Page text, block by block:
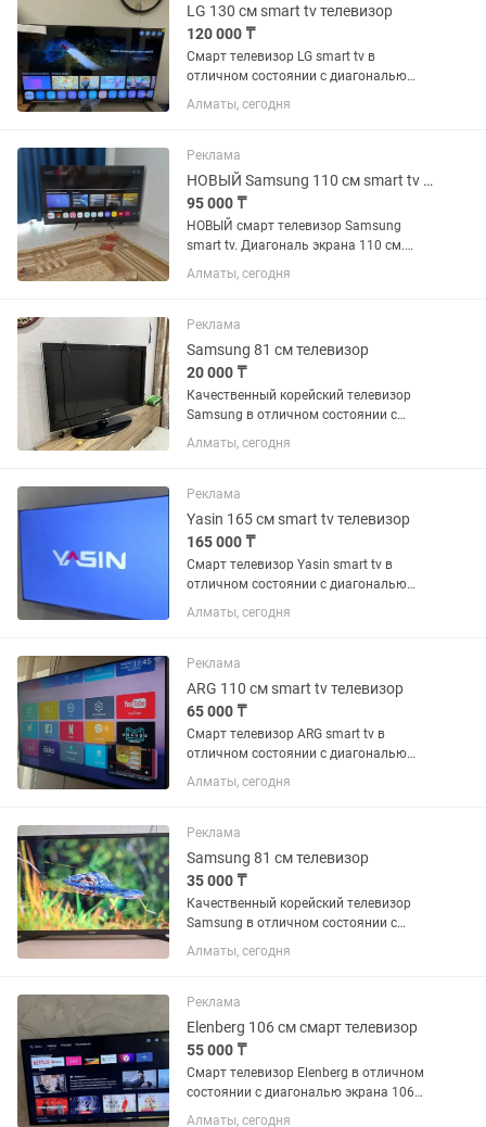
LG 130 см smart tv телевизор
120 000 ₸
Смарт телевизор LG smart tv в
отличном состоянии с диагональю
экрана 130 см (50 дюймов).
Встроенный цифровой тюнер с 25
и много других интересных...
Алматы, сегодня
Реклама
НОВЫЙ Samsung 110 см smart tv телевизор
95 000 ₸
НОВЫЙ смарт телевизор Samsung
smart tv. Диагональ экрана 110 см.
Пульт джойстик с мышкой и
голосовым управлением. Пульт и
Алматы, сегодня
Реклама
Samsung 81 см телевизор
20 000 ₸
Качественный корейский телевизор
Samsung в отличном состоянии с
диагональю экрана 81 см (32 дюйма).
Пульт в комплекте. Самовывоз или
Алматы, сегодня
Реклама
Yasin 165 см smart tv телевизор
165 000 ₸
Смарт телевизор Yasin smart tv в
отличном состоянии с диагональю
экрана 165 см (65 дюймов).
Встроенный цифровой тюнер с 25
и много других интересных...
Алматы, сегодня
Реклама
ARG 110 см smart tv телевизор
65 000 ₸
Смарт телевизор ARG smart tv в
отличном состоянии с диагональю
экрана 110 см (43 дюйма). Встроенный
цифровой тюнер с 25 бесплатными
интересных...
Алматы, сегодня
Реклама
Samsung 81 см телевизор
35 000 ₸
Качественный корейский телевизор
Samsung в отличном состоянии с
диагональю экрана 81 см. Встроенный
цифровой тюнер с 25 бесплатными
Самовывоз или можете забрать
через...
Алматы, сегодня
Реклама
Elenberg 106 см смарт телевизор
55 000 ₸
Смарт телевизор Elenberg в отличном
состоянии с диагональю экрана 106
см. WiFi, YouTube и много других
Алматы, сегодня